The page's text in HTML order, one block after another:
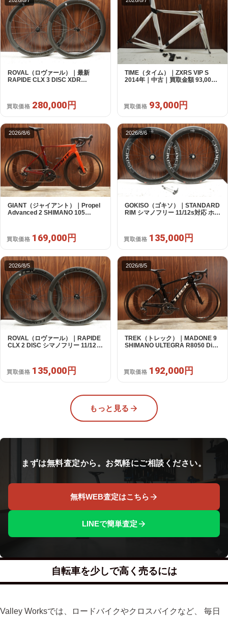
ROVAL（ロヴァール）｜最新
RAPIDE CLX 3 DISC XDR
買取価格 280,000円
TIME（タイム）｜ZXRS VIP S
2014年｜中古｜買取金額 93,000
買取価格 93,000円
2026/8/6
GIANT（ジャイアント）｜Propel
Advanced 2 SHIMANO 105
買取価格 169,000円
2026/8/6
GOKISO（ゴキソ）｜STANDARD
RIM シマノフリー 11/12s対応 ホイ
買取価格 135,000円
2026/8/5
ROVAL（ロヴァール）｜RAPIDE
CLX 2 DISC シマノフリー 11/12s
買取価格 135,000円
2026/8/5
TREK（トレック）｜MADONE 9
SHIMANO ULTEGRA R8050 Di2
買取価格 192,000円
もっと見る
まずは無料査定から。お気軽にご相談ください。
無料WEB査定はこちら
LINEで簡単査定
自転車を少しで高く売るには
Valley Worksでは、ロードバイクやクロスバイクなど、 毎日